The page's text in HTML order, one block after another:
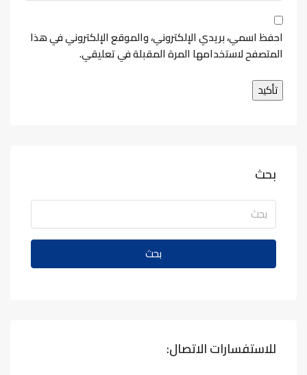
احفظ اسمي، بريدي الإلكتروني، والموقع الإلكتروني في هذا
المتصفح لاستخدامها المرة المقبلة في تعليقي.
بحث
بحث
للاستفسارات الاتصال: